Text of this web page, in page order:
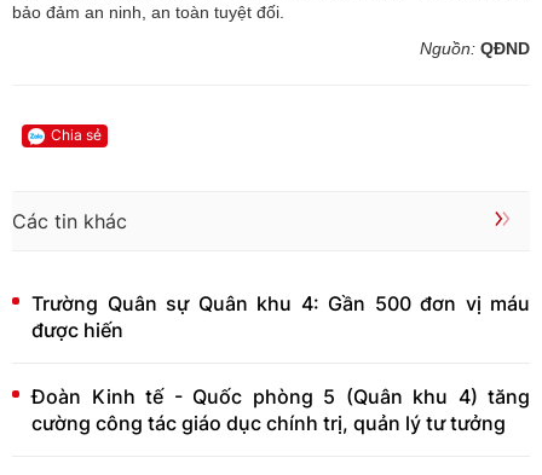
bảo đảm an ninh, an toàn tuyệt đối.
Nguồn: QĐND
Chia sẻ
Các tin khác
Trường Quân sự Quân khu 4: Gần 500 đơn vị máu
được hiến
Đoàn Kinh tế - Quốc phòng 5 (Quân khu 4) tăng
cường công tác giáo dục chính trị, quản lý tư tưởng